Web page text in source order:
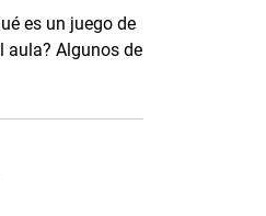
es un juego de
aula? Algunos de